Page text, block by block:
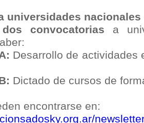
universidades
dos convocatorias a
Desarrollo de actividades
Dictado de cursos de
encontrarse en: